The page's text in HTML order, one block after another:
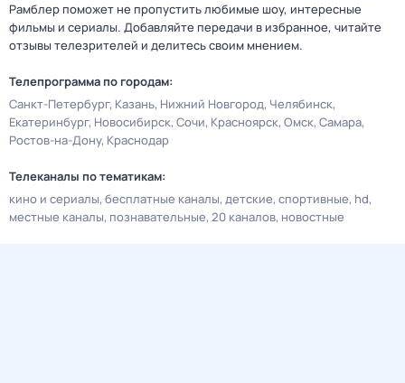
Рамблер поможет не пропустить любимые шоу, интересные
фильмы и сериалы. Добавляйте передачи в избранное, читайте
отзывы телезрителей и делитесь своим мнением.
Телепрограмма по городам:
Санкт-Петербург Казань Нижний Новгород Челябинск
Екатеринбург Новосибирск Сочи Красноярск Омск Самара
Ростов-на-Дону Краснодар
Телеканалы по тематикам:
кино и сериалы бесплатные каналы детские спортивные hd
местные каналы познавательные 20 каналов новостные